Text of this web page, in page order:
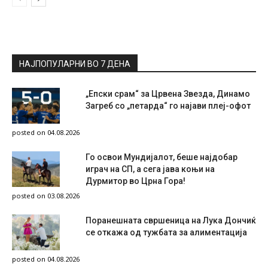
НАЈПОПУЛАРНИ ВО 7 ДЕНА
„Епски срам“ за Црвена Звезда, Динамо
Загреб со „петарда“ го најави плеј-офот
posted on 04.08.2026
Го освои Мундијалот, беше најдобар
играч на СП, а сега јава коњи на
Дурмитор во Црна Гора!
posted on 03.08.2026
Поранешната свршеница на Лука Дончиќ
се откажа од тужбата за алиментација
posted on 04.08.2026